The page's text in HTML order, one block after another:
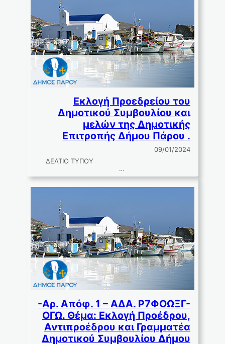
Εκλογή Προεδρείου του
Δημοτικού Συμβουλίου και
μελών της Δημοτικής
Επιτροπής Δήμου Πάρου .
09/01/2024
ΔΕΛΤΙΟ ΤΥΠΟΥ
…
-Αρ. Απόφ. 1 – ΑΔΑ. Ρ7ΦΟΩΞΓ-
ΟΓΩ. Θέμα: Εκλογή Προέδρου,
Αντιπροέδρου και Γραµµατέα
∆ηµοτικού Συµβουλίου ∆ήµου